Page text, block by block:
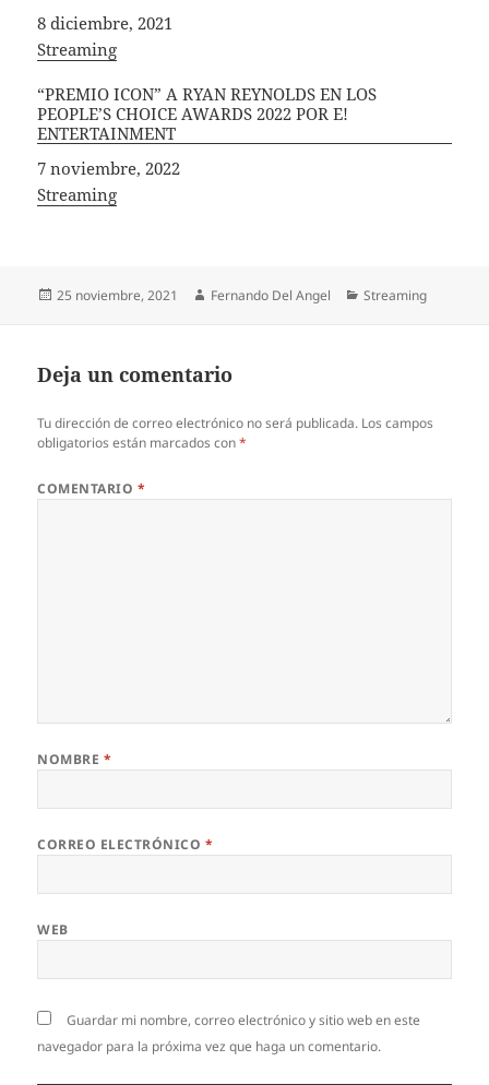
Fecha
8 diciembre, 2021
In relation to
Streaming
“PREMIO ICON” A RYAN REYNOLDS EN LOS
PEOPLE’S CHOICE AWARDS 2022 POR E!
ENTERTAINMENT
Fecha
7 noviembre, 2022
In relation to
Streaming
Publicado
25 noviembre, 2021 Autor
Fernando Del Angel Categorías
Streaming
Deja un comentario
Tu dirección de correo electrónico no será publicada. Los campos
obligatorios están marcados con*
COMENTARIO *
NOMBRE *
CORREO ELECTRÓNICO *
WEB
Guardar mi nombre, correo electrónico y sitio web en este
navegador para la próxima vez que haga un comentario.